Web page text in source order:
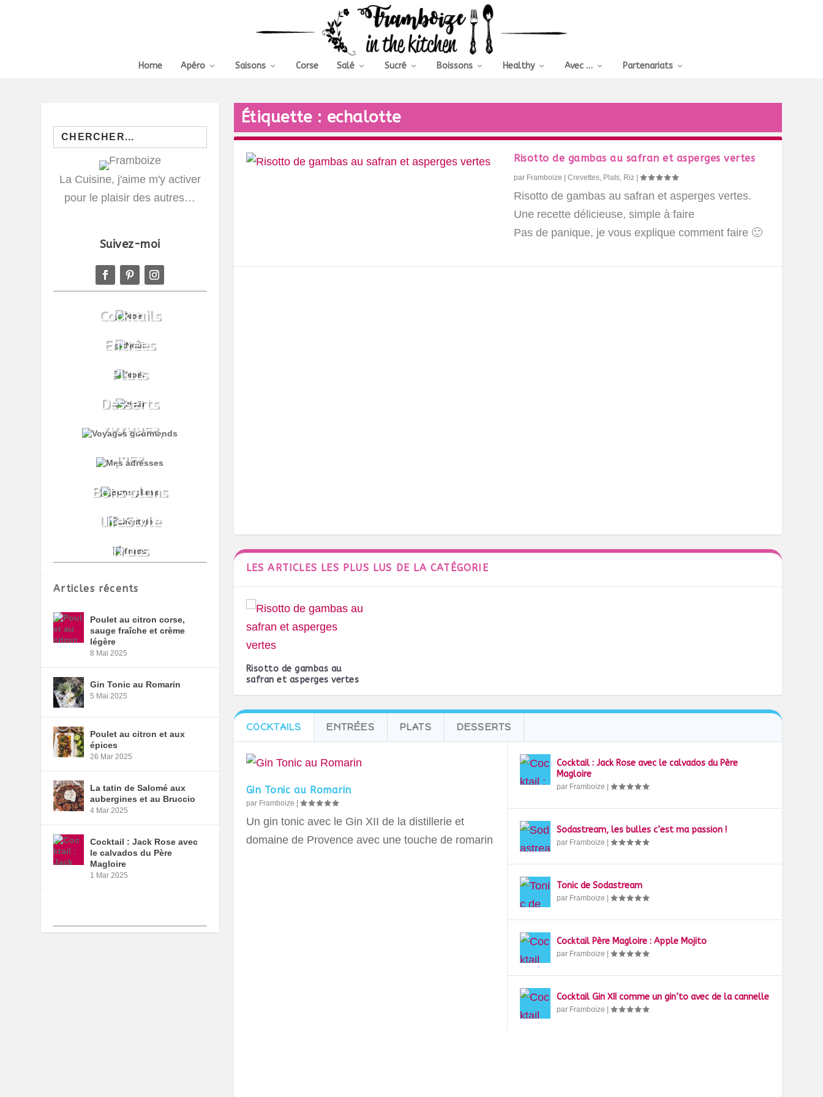
Home Apéro Saisons Corse Salé Sucré Boissons Healthy Avec … Partenariats
Étiquette : echalotte
Risotto de gambas au safran et asperges vertes
par Framboize |Crevettes, Plats, Riz |
Risotto de gambas au safran et asperges vertes.
Une recette délicieuse, simple à faire
Pas de panique, je vous explique comment faire 🙂
LES ARTICLES LES PLUS LUS DE LA CATÉGORIE
Risotto de gambas au
safran et asperges vertes
COCKTAILS ENTRÉES PLATS DESSERTS
Gin Tonic au Romarin
par Framboize
Un gin tonic avec le Gin XII de la distillerie et
domaine de Provence avec une touche de romarin
Cocktail : Jack Rose avec le calvados du Père
Magloire
par Framboize |
Sodastream, les bulles c’est ma passion !
par Framboize |
Tonic de Sodastream
par Framboize |
Cocktail Père Magloire : Apple Mojito
par Framboize |
Cocktail Gin XII comme un gin’to avec de la cannelle
par Framboize |
Search
for:
La Cuisine, j'aime m'y activer
pour le plaisir des autres…
Suivez-moi
Articles récents
Poulet au citron corse,
sauge fraîche et crème
légère
8 Mai 2025
Gin Tonic au Romarin
5 Mai 2025
Poulet au citron et aux
épices
26 Mar 2025
La tatin de Salomé aux
aubergines et au Bruccio
4 Mar 2025
Cocktail : Jack Rose avec
le calvados du Père
Magloire
1 Mar 2025